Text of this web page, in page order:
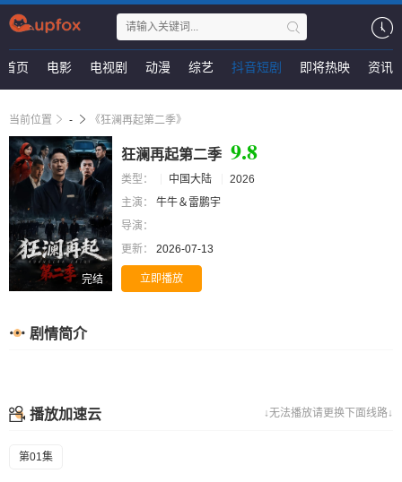
首页 电影 电视剧 动漫 综艺 抖音短剧 即将热映 资讯
当前位置 - 《狂澜再起第二季》
完结
狂澜再起第二季 9.8
类型： 中国大陆
2026
主演：
牛牛＆雷鹏宇
导演：
更新：
2026-07-13
立即播放
剧情简介
↓无法播放请更换下面线路↓
播放加速云
第01集